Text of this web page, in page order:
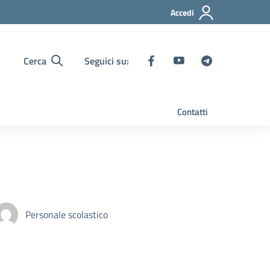
Accedi
Cerca Seguici su:
Contatti
Personale scolastico